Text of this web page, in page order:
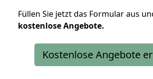
Füllen Sie jetzt das Formular aus
kostenloseAngebote.
Kostenlose Angebote